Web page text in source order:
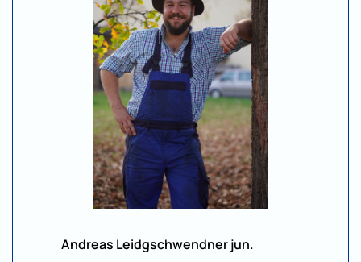
Andreas Leidgschwendner jun.